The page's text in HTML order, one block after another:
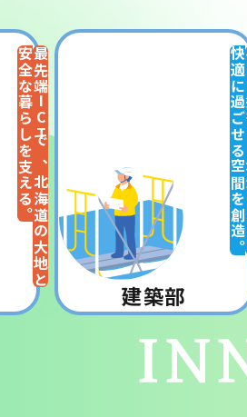
最先端ICTで、北海道の大地と
安全な暮らしを支える。 確
快適に過ごせ
建築部